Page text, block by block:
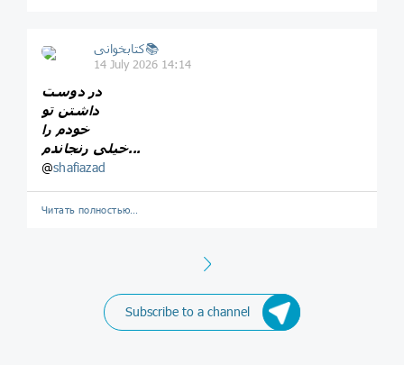
کتابخوانی📚
14 July 2026 14:14
در دوست
داشتن تو
خودم را
خیلی رنجاندم...
@shafiazad
Читать полностью…
Next
Subscribe to a channel